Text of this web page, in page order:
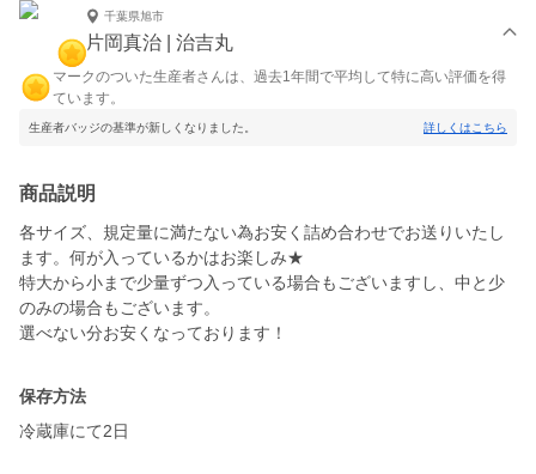
千葉県旭市
片岡真治 | 治吉丸
マークのついた生産者さんは、過去1年間で平均して特に高い評価を得
ています。
生産者バッジの基準が新しくなりました。 詳しくはこちら
商品説明
各サイズ、規定量に満たない為お安く詰め合わせでお送りいたし
ます。何が入っているかはお楽しみ★
特大から小まで少量ずつ入っている場合もございますし、中と少
のみの場合もございます。
選べない分お安くなっております！
保存方法
冷蔵庫にて2日